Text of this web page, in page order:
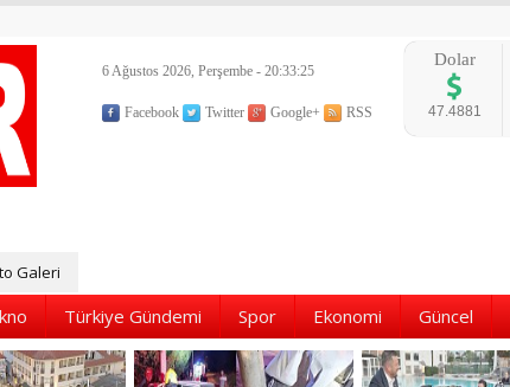
6 Ağustos 2026, Perşembe - 20:33:26
Facebook Twitter Google+ RSS
Dolar
47.4881
Galeri
Türkiye Gündemi Spor Ekonomi Güncel